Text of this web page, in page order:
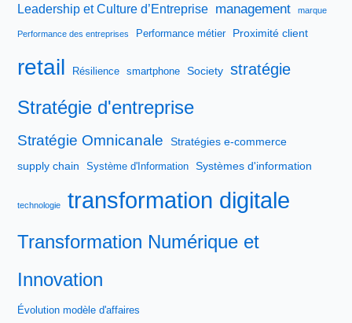
Leadership et Culture d’Entreprise management marque
Performance des entreprises Performance métier Proximité client
retail Résilience smartphone Society stratégie
Stratégie d'entreprise
Stratégie Omnicanale
Stratégies e-commerce
supply chain
Système d'Information Systèmes d'information
technologie transformation digitale
Transformation Numérique et
Innovation
Évolution modèle d'affaires